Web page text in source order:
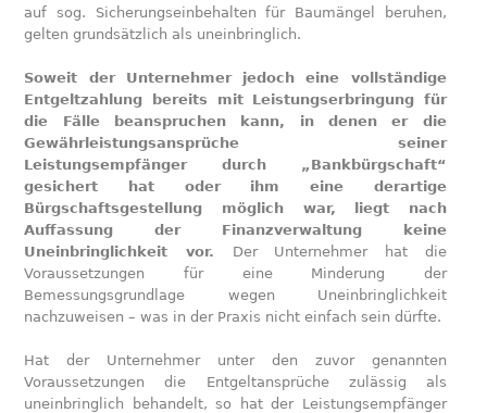
auf sog. Sicherungseinbehalten für Baumängel beruhen,
gelten grundsätzlich als uneinbringlich.
Soweit der Unternehmer jedoch eine vollständige
Entgeltzahlung bereits mit Leistungserbringung für
die Fälle beanspruchen kann, in denen er die
Gewährleistungsansprüche seiner
Leistungsempfänger durch „Bankbürgschaft“
gesichert hat oder ihm eine derartige
Bürgschaftsgestellung möglich war, liegt nach
Auffassung der Finanzverwaltung keine
Uneinbringlichkeit vor. Der Unternehmer hat die
Voraussetzungen für eine Minderung der
Bemessungsgrundlage wegen Uneinbringlichkeit
nachzuweisen – was in der Praxis nicht einfach sein dürfte.
Hat der Unternehmer unter den zuvor genannten
Voraussetzungen die Entgeltansprüche zulässig als
uneinbringlich behandelt, so hat der Leistungsempfänger